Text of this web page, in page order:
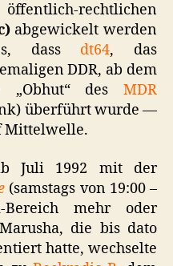
rechtlichen
abgewickelt werden
dass dt64, das
DDR, ab dem
„Obhut“ des MDR
überführt wurde —
Mittelwelle.
Juli 1992 mit der
(samstags von 19:00 –
Bereich mehr oder
die bis dato
hatte, wechselte